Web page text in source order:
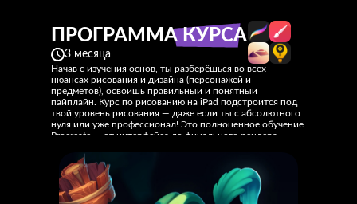
ПРОГРАММА КУРСА
3 месяца
Начав с изучения основ, ты разберёшься во всех
нюансах рисования и дизайна (персонажей и
предметов), освоишь правильный и понятный
пайплайн. Курс по рисованию на iPad подстроится под
твой уровень рисования — даже если ты с абсолютного
нуля или уже профессионал! Это полноценное обучение
Procreate — от интерфейса до финального рендера